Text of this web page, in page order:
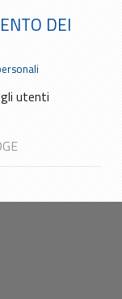
DEI
utenti